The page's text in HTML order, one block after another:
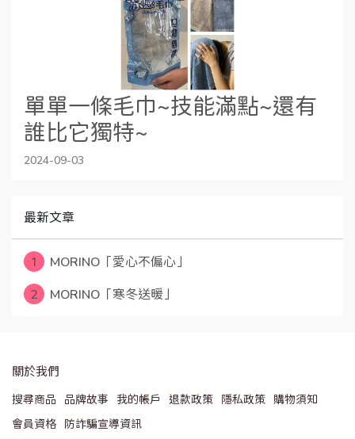
單單一條毛巾~技能滿點~還有
誰比它獨特~
2024-09-03
最新文章
1 MORINO「愛心不偏心」
2 MORINO「寒冬送暖」
關於我們
搜尋商品 品牌故事 我的帳戶 退款政策 隱私政策
購物須知
會員資格
防詐騙宣導資訊